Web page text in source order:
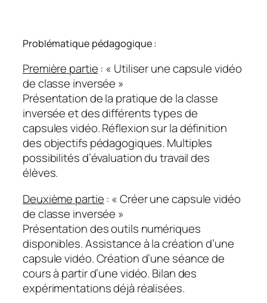
Problématique pédagogique :
Première partie : « Utiliser une capsule vidéo
de classe inversée »
Présentation de la pratique de la classe
inversée et des différents types de
capsules vidéo. Réflexion sur la définition
des objectifs pédagogiques. Multiples
possibilités d’évaluation du travail des
élèves.
Deuxième partie : «Créer une capsule vidéo
de classe inversée »
Présentation des outils numériques
disponibles. Assistance à la création d’une
capsule vidéo. Création d’une séance de
cours à partir d’une vidéo. Bilan des
expérimentations déjà réalisées.